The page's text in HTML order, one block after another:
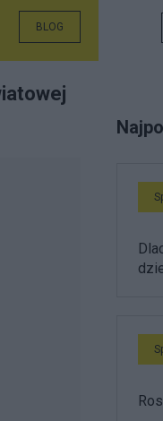
BLOG